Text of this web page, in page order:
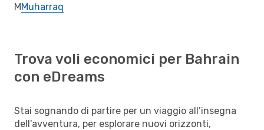
MMuharraq
Trova voli economici per Bahrain
con eDreams
Stai sognando di partire per un viaggio all’insegna
dell'avventura, per esplorare nuovi orizzonti,